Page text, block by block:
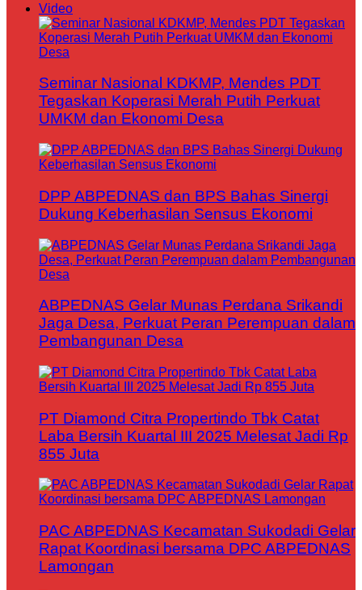
Video
Seminar Nasional KDKMP, Mendes PDT
Tegaskan Koperasi Merah Putih Perkuat
UMKM dan Ekonomi Desa
DPP ABPEDNAS dan BPS Bahas Sinergi
Dukung Keberhasilan Sensus Ekonomi
ABPEDNAS Gelar Munas Perdana Srikandi
Jaga Desa, Perkuat Peran Perempuan dalam
Pembangunan Desa
PT Diamond Citra Propertindo Tbk Catat
Laba Bersih Kuartal III 2025 Melesat Jadi Rp
855 Juta
PAC ABPEDNAS Kecamatan Sukodadi Gelar
Rapat Koordinasi bersama DPC ABPEDNAS
Lamongan